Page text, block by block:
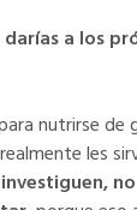
a los
nutrirse de
les